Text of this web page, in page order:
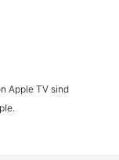
Apple TV sind